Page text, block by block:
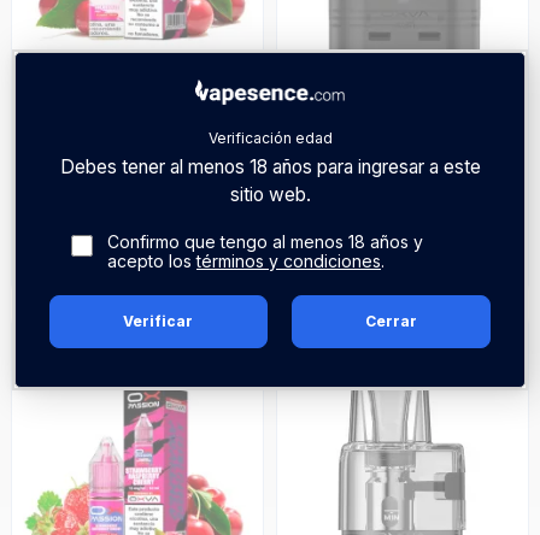
Verificación edad
Debes tener al menos 18 años para ingresar a este
sitio web.
Confirmo que tengo al menos 18 años y
acepto lostérminos y condiciones.
Verificar Cerrar
5,35 € 9,95 €